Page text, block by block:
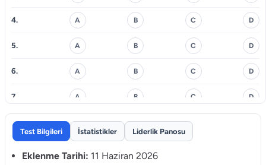
4. A B C D
5. A B C D
6. A B C D
7. A B C D
8. A B C
Test Bilgileri İstatistikler Liderlik Panosu
Eklenme Tarihi: 11 Haziran 2026